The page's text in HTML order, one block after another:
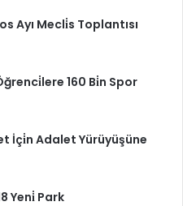
Ayı Mecli̇s Toplantısı
160 Bi̇n Spor
İçi̇n Adalet Yürüyüşüne
Yeni̇ Park